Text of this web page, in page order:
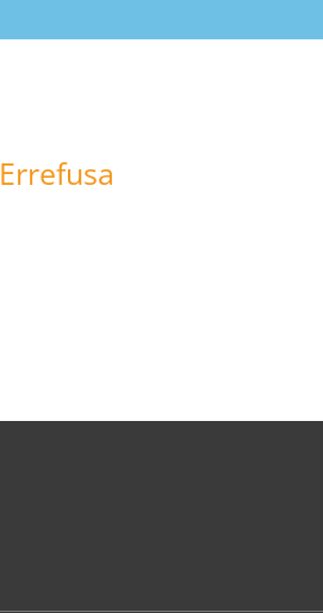
Errefusa